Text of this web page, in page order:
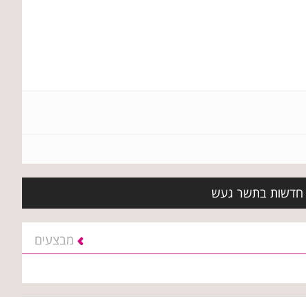
חדשות בתשר געש
מבצעים